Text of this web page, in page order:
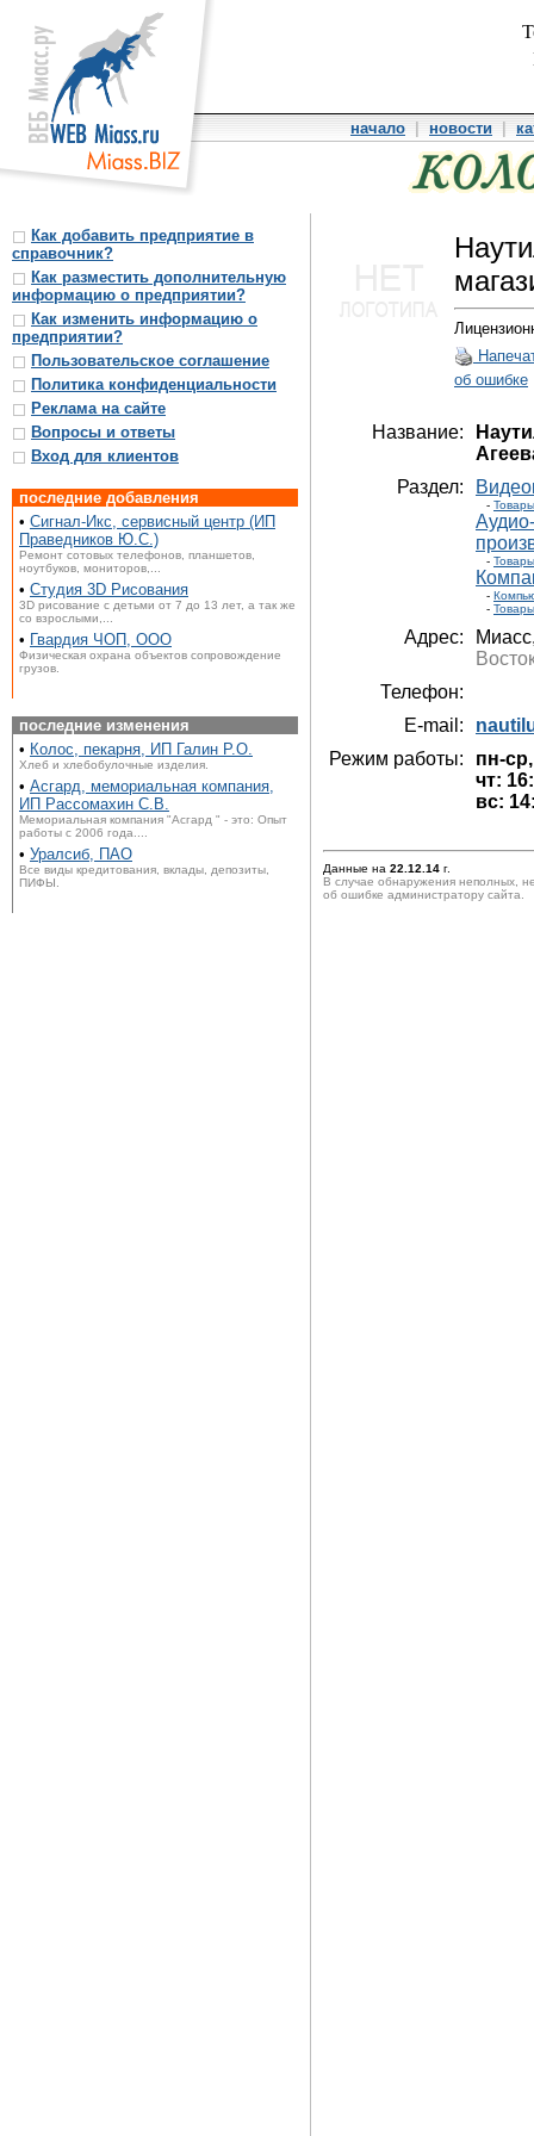
начало новости
Как добавить предприятие в
справочник?
Как разместить дополнительную
информацию о предприятии?
Как изменить информацию о
предприятии?
Пользовательское соглашение
Политика конфиденциальности
Реклама на сайте
Вопросы и ответы
Вход для клиентов
последние добавления
• Сигнал-Икс, сервисный центр (ИП
Праведников Ю.С.)
Ремонт сотовых телефонов, планшетов,
ноутбуков, мониторов,...
• Студия 3D Рисования
3D рисование с детьми от 7 до 13 лет, а так же
со взрослыми,...
• Гвардия ЧОП, ООО
Физическая охрана объектов сопровождение
грузов.
последние изменения
• Колос, пекарня, ИП Галин Р.О.
Хлеб и хлебобулочные изделия.
• Асгард, мемориальная компания,
ИП Рассомахин С.В.
Мемориальная компания "Асгард " - это: Опыт
работы с 2006 года....
• Уралсиб, ПАО
Все виды кредитования, вклады, депозиты,
ПИФЫ.
об ошибке
Название:
Раздел:
-
-
-
-
Адрес:
Телефон:
E-mail:
Режим работы:
пн-
чт:
вс:
Данные на 22.12.14 г.
В случае обнаружения неполных,
об ошибке администратору сайта.